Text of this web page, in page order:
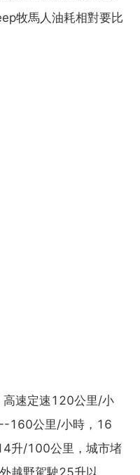
牧馬人油耗相對要比
高速定速120公里/小
160公里/小時，16
升/100公里，城市堵
越野駕駛25升以